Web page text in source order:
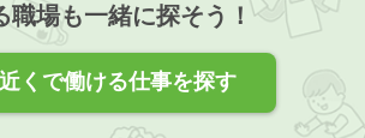
職場も一緒に探そう！
近くで働ける仕事を探す